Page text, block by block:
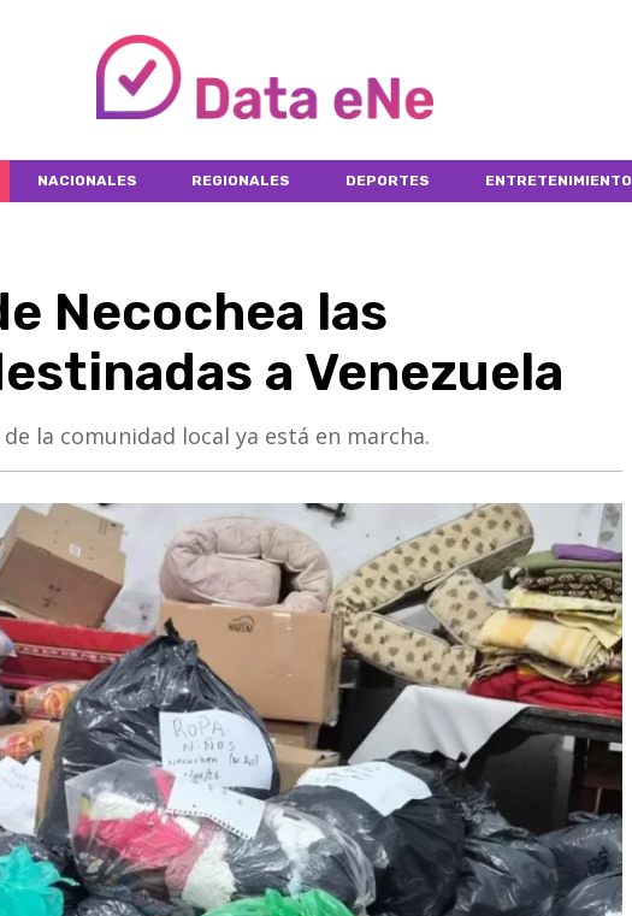
NACIONALES REGIONALES DEPORTES ENTRETENIMIENTO
Necochea las
a Venezuela
la comunidad local ya está en marcha.